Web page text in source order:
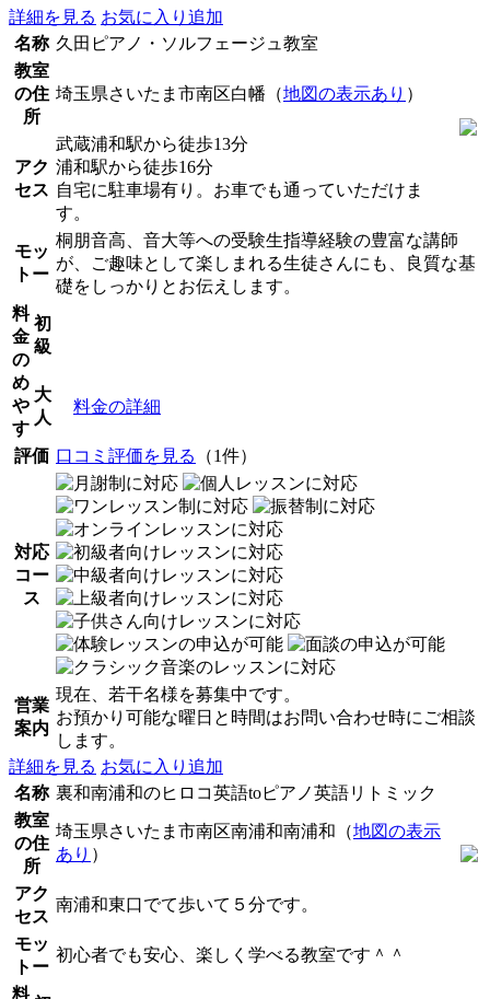
詳細を見る お気に入り追加
名称 久田ピアノ・ソルフェージュ教室
教室
の住
所
埼玉県さいたま市南区白幡（地図の表示あり ）
アク
セス
武蔵浦和駅から徒歩13分
浦和駅から徒歩16分
自宅に駐車場有り。お車でも通っていただけま
す。
モッ
トー
桐朋音高、音大等への受験生指導経験の豊富な講師
が、ご趣味として楽しまれる生徒さんにも、良質な基
礎をしっかりとお伝えします。
料
金
の
め
や
す
初
級
大
人
料金の詳細
評価 口コミ評価を見る （1件）
対応
コー
ス
営業
案内
現在、若干名様を募集中です。
お預かり可能な曜日と時間はお問い合わせ時にご相談
します。
詳細を見る お気に入り追加
名称 裏和南浦和のヒロコ英語toピアノ英語リトミック
教室
の住
所
埼玉県さいたま市南区南浦和南浦和（地図の表示
あり ）
アク
セス
南浦和東口でて歩いて５分です。
モッ
トー
初心者でも安心、楽しく学べる教室です＾＾
料